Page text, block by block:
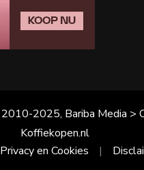
2025, Bariba Media >
Koffiekopen.nl
Privacy en Cookies